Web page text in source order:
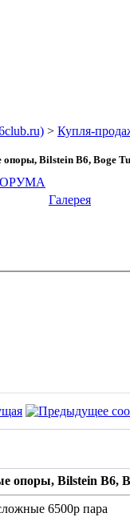
> Купля-
Bilstein B6, Boge
Галерея
опоры, Bilstein B6,
6500р пара